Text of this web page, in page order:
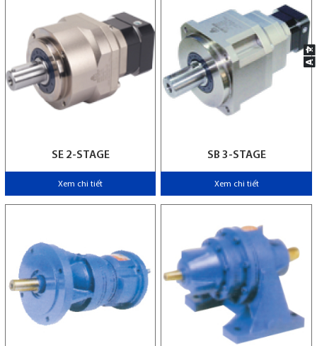
SE 2-STAGE
Xem chi tiết
SB 3-STAGE
Xem chi tiết